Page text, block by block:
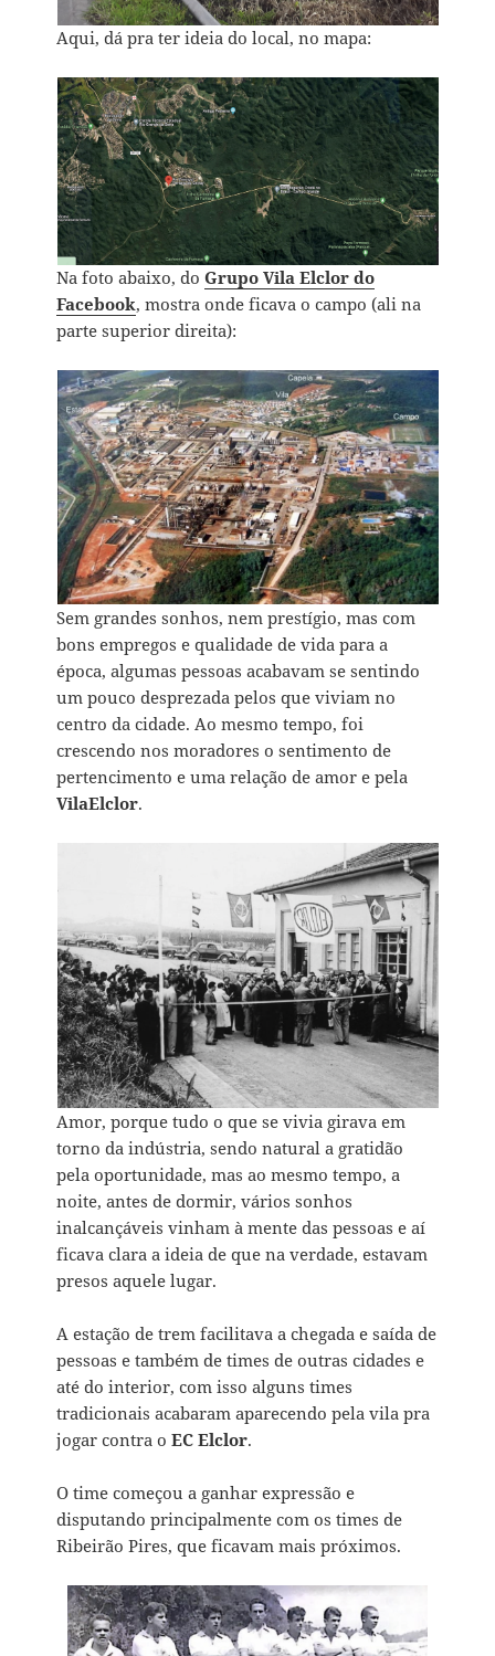
Aqui, dá pra ter ideia do local, no mapa:
Na foto abaixo, doGrupo Vila Elclor do
Facebook, mostra onde ficava o campo (ali na
parte superior direita):
Sem grandes sonhos, nem prestígio, mas com
bons empregos e qualidade de vida para a
época, algumas pessoas acabavam se sentindo
um pouco desprezada pelos que viviam no
centro da cidade. Ao mesmo tempo, foi
crescendo nos moradores o sentimento de
pertencimento e uma relação de amor e pela
VilaElclor.
Amor, porque tudo o que se vivia girava em
torno da indústria, sendo natural a gratidão
pela oportunidade, mas ao mesmo tempo, a
noite, antes de dormir, vários sonhos
inalcançáveis vinham à mente das pessoas e aí
ficava clara a ideia de que na verdade, estavam
presos aquele lugar.
A estação de trem facilitava a chegada e saída de
pessoas e também de times de outras cidades e
até do interior, com isso alguns times
tradicionais acabaram aparecendo pela vila pra
jogar contra oEC Elclor.
O time começou a ganhar expressão e
disputando principalmente com os times de
Ribeirão Pires, que ficavam mais próximos.